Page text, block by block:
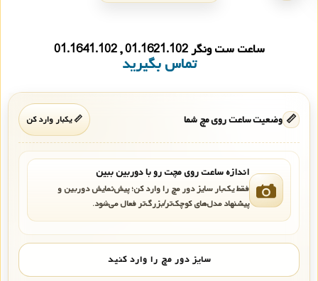
ساعت ست ونگر 01.1621.102 , 01.1641.102
تماس بگیرید
📏 وضعیت ساعت روی مچ شما 📏 یکبار وارد کن
اندازه ساعت روی مچت رو با دوربین ببین
فقط یک‌بار سایز دور مچ را وارد کن؛ پیش‌نمایش دوربین و
پیشنهاد مدل‌های کوچک‌تر/بزرگ‌تر فعال می‌شود.
سایز دور مچ را وارد کنید